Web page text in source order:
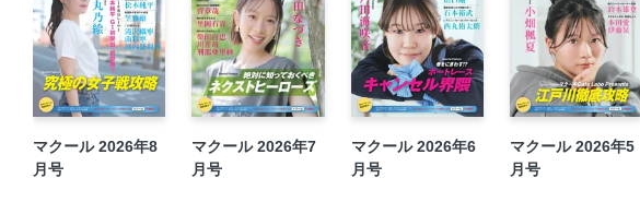
マクール 2026年8
月号
マクール 2026年7
月号
マクール 2026年6
月号
マクール 2026年5
月号